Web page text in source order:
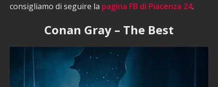
consigliamo di seguire la pagina FB di Piacenza 24.
Conan Gray – The Best